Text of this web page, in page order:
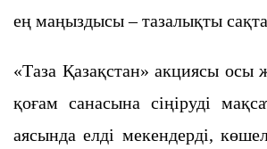
ең маңыздысы – тазалықты
«Таза Қазақстан» акциясы осы
қоғам санасына сіңіруді
аясында елді мекендерді,